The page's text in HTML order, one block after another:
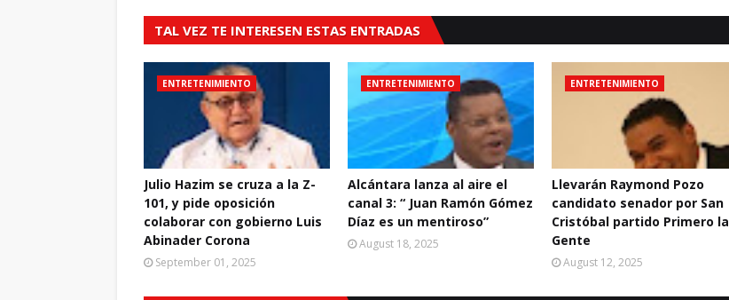
TAL VEZ TE INTERESEN ESTAS ENTRADAS
ENTRETENIMIENTO
Julio Hazim se cruza a la Z-
101, y pide oposición
colaborar con gobierno Luis
Abinader Corona
September 01, 2025
ENTRETENIMIENTO
Alcántara lanza al aire el
canal 3: “ Juan Ramón Gómez
Díaz es un mentiroso”
August 18, 2025
ENTRETENIMIENTO
Llevarán Raymond Pozo
candidato senador por San
Cristóbal partido Primero la
Gente
August 12, 2025